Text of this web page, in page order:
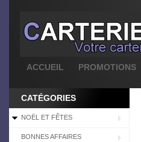
ACCUEIL PROMOTIONS
CATÉGORIES
NOËL ET FÊTES
BONNES AFFAIRES